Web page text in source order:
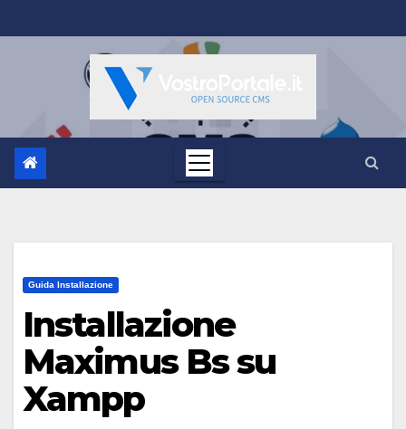
al
Guida Installazione
Installazione
Maximus Bs su
Xampp